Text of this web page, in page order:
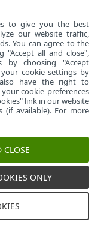
Cookie 網站地圖
- ESET, spol. s r.o. - 保留
ESET, spol. s r.o. 或 ESET
標。所有其他名稱和品牌
to give you the best
our website traffic,
You can agree to the
"Accept all and close",
by choosing "Accept
cookie settings by
also have the right to
cookie preferences
link in our website
available). For more
CLOSE
ONLY